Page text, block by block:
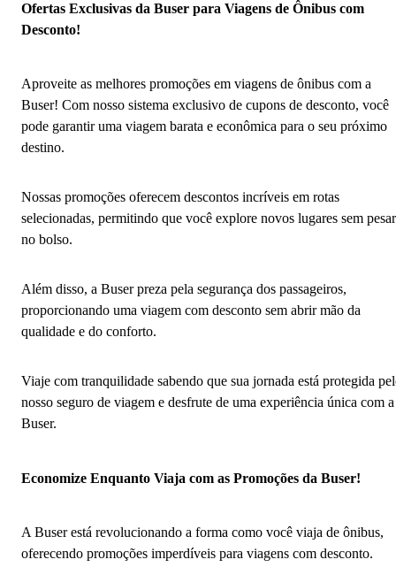
Ofertas Exclusivas da Buser para Viagens de Ônibus com
Desconto!
Aproveite as melhores promoções em viagens de ônibus com a
Buser! Com nosso sistema exclusivo de cupons de desconto, você
pode garantir uma viagem barata e econômica para o seu próximo
destino.
Nossas promoções oferecem descontos incríveis em rotas
selecionadas, permitindo que você explore novos lugares sem pesar
no bolso.
Além disso, a Buser preza pela segurança dos passageiros,
proporcionando uma viagem com desconto sem abrir mão da
qualidade e do conforto.
Viaje com tranquilidade sabendo que sua jornada está protegida
nosso seguro de viagem e desfrute de uma experiência única com a
Buser.
Economize Enquanto Viaja com as Promoções da Buser!
A Buser está revolucionando a forma como você viaja de ônibus,
oferecendo promoções imperdíveis para viagens com desconto.